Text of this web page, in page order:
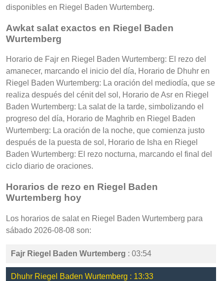
disponibles en Riegel Baden Wurtemberg.
Awkat salat exactos en Riegel Baden
Wurtemberg
Horario de Fajr en Riegel Baden Wurtemberg: El rezo del
amanecer, marcando el inicio del día, Horario de Dhuhr en
Riegel Baden Wurtemberg: La oración del mediodía, que se
realiza después del cénit del sol, Horario de Asr en Riegel
Baden Wurtemberg: La salat de la tarde, simbolizando el
progreso del día, Horario de Maghrib en Riegel Baden
Wurtemberg: La oración de la noche, que comienza justo
después de la puesta de sol, Horario de Isha en Riegel
Baden Wurtemberg: El rezo nocturna, marcando el final del
ciclo diario de oraciones.
Horarios de rezo en Riegel Baden
Wurtemberg hoy
Los horarios de salat en Riegel Baden Wurtemberg para
sábado 2026-08-08 son:
Fajr Riegel Baden Wurtemberg : 03:54
Dhuhr Riegel Baden Wurtemberg : 13:33